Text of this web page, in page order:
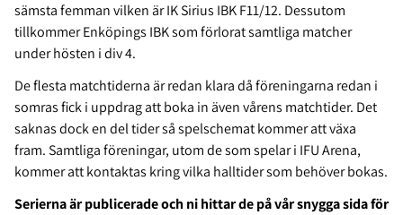
sämsta femman vilken är IK Sirius IBK F11/12. Dessutom
tillkommer Enköpings IBK som förlorat samtliga matcher
under hösten i div 4.
De flesta matchtiderna är redan klara då föreningarna redan i
somras fick i uppdrag att boka in även vårens matchtider. Det
saknas dock en del tider så spelschemat kommer att växa
fram. Samtliga föreningar, utom de som spelar i IFU Arena,
kommer att kontaktas kring vilka halltider som behöver bokas.
Serierna är publicerade och ni hittar de på vår snygga sida för